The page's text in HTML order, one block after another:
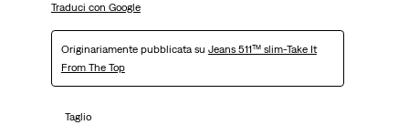
Traduci con Google
Originariamente pubblicata su Jeans 511™ slim-Take It
From The Top
Taglio